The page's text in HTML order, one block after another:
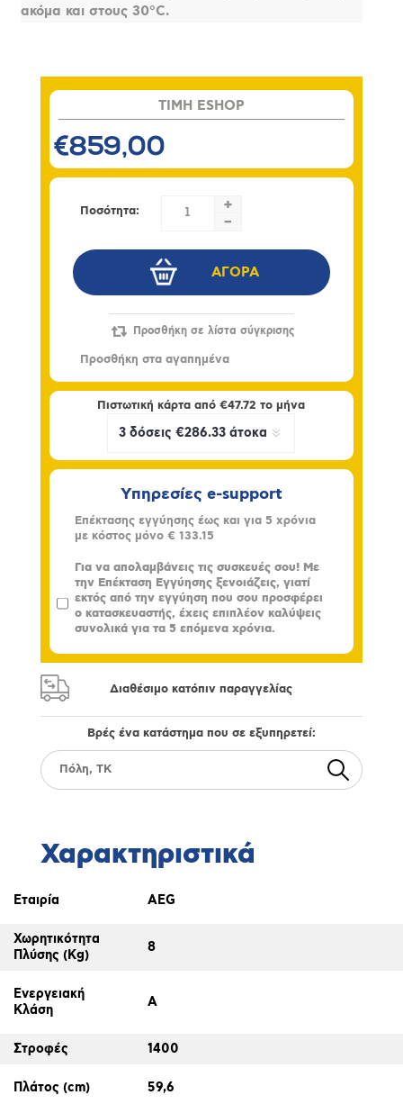
ακόμα και στους 30°C.
TIMH ESHOP
€859,00
Ποσότητα:
+
-
Πιστωτική κάρτα από€47.72 το μήνα
Υπηρεσίες e-support
Επέκτασης εγγύησης έως και για 5 χρόνια
με κόστος μόνο € 133.15
Για να απολαμβάνεις τις συσκευές σου! Με
την Επέκταση Εγγύησης ξενοιάζεις, γιατί
εκτός από την εγγύηση που σου προσφέρει
ο κατασκευαστής, έχεις επιπλέον καλύψεις
συνολικά για τα 5 επόμενα χρόνια.
Διαθέσιμο κατόπιν παραγγελίας
Βρές ένα κατάστημα που σε εξυπηρετεί:
Χαρακτηριστικά
Εταιρία AEG
Χωρητικότητα
Πλύσης (Kg)
8
Ενεργειακή
Κλάση
A
Στροφές 1400
Πλάτος (cm) 59,6